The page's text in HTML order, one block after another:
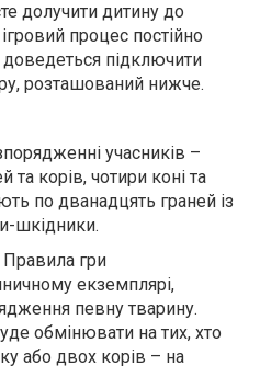
долучити дитину до
процес постійно
підключити
розташований нижче.
учасників –
та корів, чотири коні та
по дванадцять граней із
шкідники.
Правила гри
екземплярі,
певну тварину.
обмінювати на тих, хто
або двох корів – на